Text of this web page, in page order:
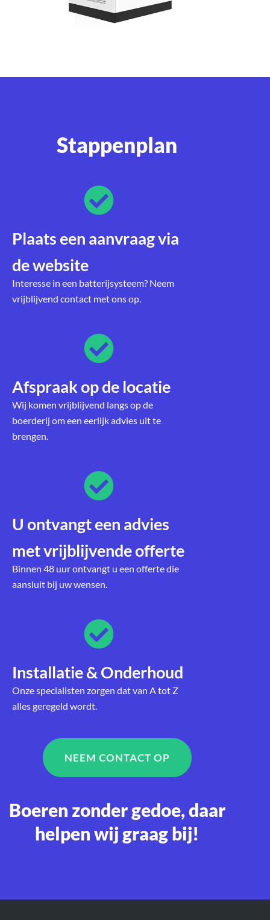
Stappenplan
Plaats een aanvraag via
de website
Interesse in een batterijsysteem? Neem
vrijblijvend contact met ons op.
Afspraak op de locatie
Wij komen vrijblijvend langs op de
boerderij om een eerlijk advies uit te
brengen.
U ontvangt een advies
met vrijblijvende offerte
Binnen 48 uur ontvangt u een offerte die
aansluit bij uw wensen.
Installatie & Onderhoud
Onze specialisten zorgen dat van A tot Z
alles geregeld wordt.
NEEM CONTACT OP
Boeren zonder gedoe, daar
helpen wij graag bij!